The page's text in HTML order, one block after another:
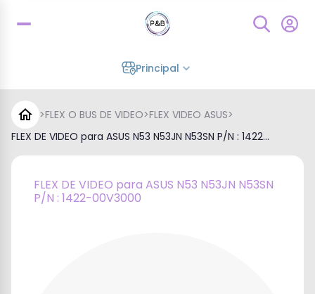
Principal
>FLEX O BUS DE VIDEO>FLEX VIDEO ASUS>
FLEX DE VIDEO para ASUS N53 N53JN N53SN P/N : 1422...
FLEX DE VIDEO para ASUS N53 N53JN N53SN
P/N : 1422-00V3000